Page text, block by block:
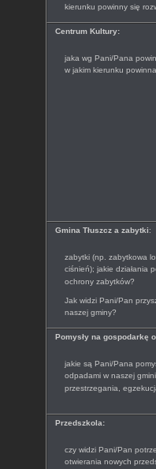
kierunku powinny się
Centrum Kultury:
jaka wg Pani/Pana
w jakim kierunku
Gmina Tłuszcz a zabytki:
zabytki (np. zabytkowa
ciśnień); jakie działania
ochrony zabytków?
Jak widzi Pani/Pan
naszej gminy?
Pomysły na gospodarkę
jakie są Pani/Pana
odpadami w naszej
przestrzegania,
Przedszkola:
czy widzi Pani/Pan
otwierania nowych